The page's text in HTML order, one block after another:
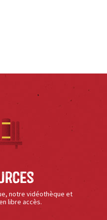
notre vidéothèque et
libre accès.